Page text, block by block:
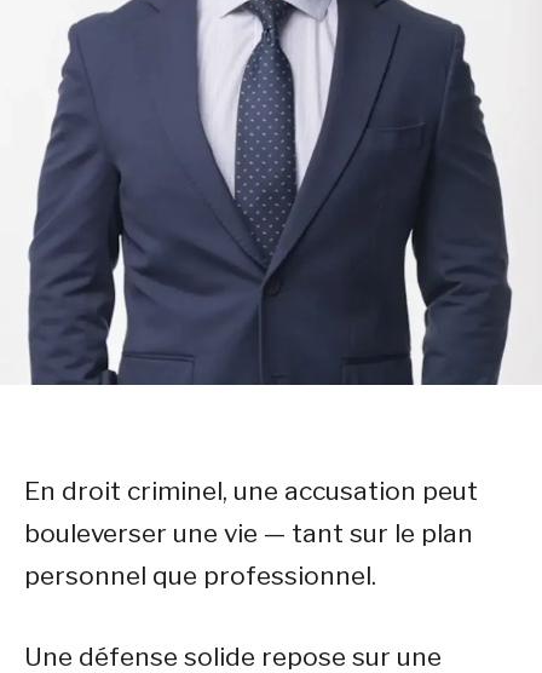
En droit criminel, une accusation peut
bouleverser une vie — tant sur le plan
personnel que professionnel.
Une défense solide repose sur une